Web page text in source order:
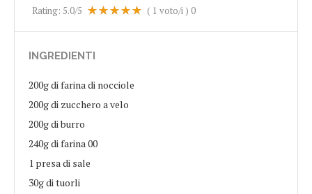
Rating: 5.0/5 ( 1 voto/i ) 0
INGREDIENTI
200g di farina di nocciole
200g di zucchero a velo
200g di burro
240g di farina 00
1 presa di sale
30g di tuorli